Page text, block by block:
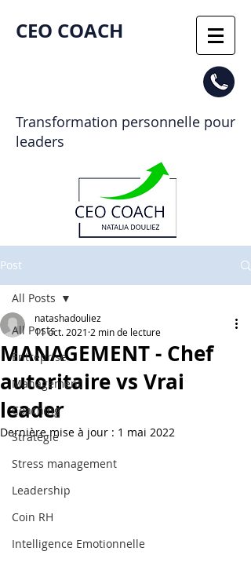
CEO COACH​
Transformation personnelle pour
leaders
Post
All Posts
Entreprise
Management
Coaching
Stratégie
Stress management
Leadership
Coin RH
Intelligence Emotionnelle
All Posts
MANAGEMENT - Chef
autoritaire vs Vrai
leader
natashadouliez
11 oct. 2021 2 min de lecture
Dernière mise à jour : 1 mai 2022